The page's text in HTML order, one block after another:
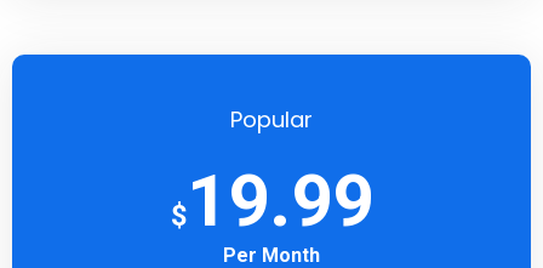
Popular
$19.99
Per Month